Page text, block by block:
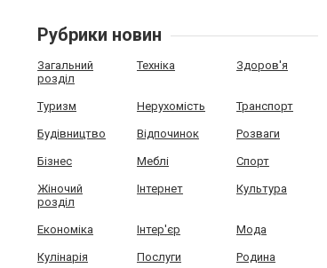
Рубрики новин
Загальний
розділ
Техніка Здоров'я
Туризм Нерухомість Транспорт
Будівництво Відпочинок Розваги
Бізнес Меблі Спорт
Жіночий
розділ
Інтернет Культура
Економіка Інтер'єр Мода
Кулінарія Послуги Родина